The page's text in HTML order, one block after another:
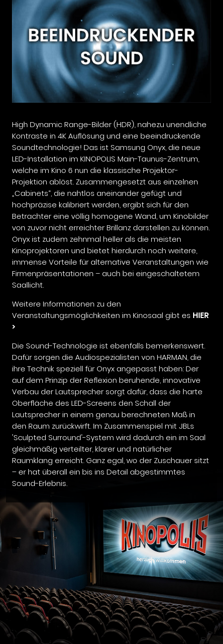
High Dynamic Range-Bilder (HDR), nahezu unendliche
Kontraste in 4K Auflösung und eine beeindruckende
Soundtechnologie! Das ist Samsung Onyx, die neue
LED-Installation im KINOPOLIS Main-Taunus-Zentrum,
welche im Kino 6 nun die klassische Projektor-
Projektion ablöst. Zusammengesetzt aus einzelnen
„Cabinets“, die nahtlos aneinander gefügt und
hochpräzise kalibriert werden, ergibt sich für den
Betrachter eine völlig homogene Wand, um Kinobilder
von zuvor nicht erreichter Brillanz darstellen zu können.
Onyx ist zudem zehnmal heller als die meisten
Kinoprojektoren und bietet hierdurch noch weitere,
immense Vorteile für alternative Veranstaltungen wie
Firmenpräsentationen – auch bei eingeschaltetem
Saallicht.
Weitere Informationen zu den
Veranstaltungsmöglichkeiten im Kinosaal gibt es HIER
>
Die Sound-Technologie ist ebenfalls bemerkenswert.
Dafür sorgen die Audiospezialisten von HARMAN, die
ihre Technik speziell für Onyx angepasst haben: Der
auf dem Prinzip der Reflexion beruhende, innovative
Verbau der Lautsprecher sorgt dafür, dass die harte
Oberfläche des LED-Screens den Schall der
Lautsprecher in einem genau berechneten Maß in
den Raum zurückwirft. Im Zusammenspiel mit JBLs
'Sculpted Surround'-System wird dadurch ein im Saal
gleichmäßig verteilter, klarer und natürlicher
Raumklang erreicht. Ganz egal, wo der Zuschauer sitzt
– er hat überall ein bis ins Detail abgestimmtes
Sound-Erlebnis.